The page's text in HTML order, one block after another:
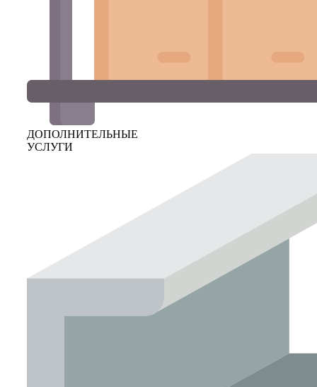
ДОПОЛНИТЕЛЬНЫЕ
УСЛУГИ